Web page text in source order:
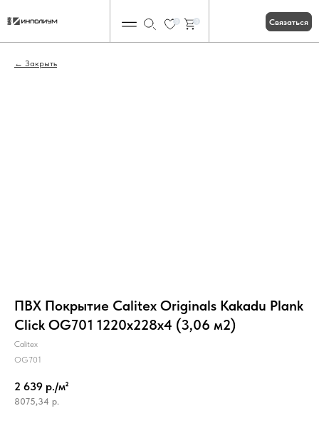
Связаться
Закрыть
ПВХ Покрытие Calitex Originals Kakadu Plank
Click OG701 1220x228x4 (3,06 м2)
Calitex
OG701
2 639 р./м²
8075,34 р.